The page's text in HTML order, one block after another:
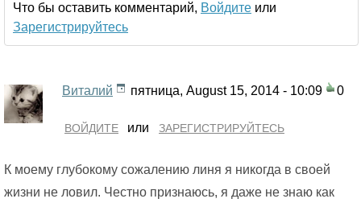
Что бы оставить комментарий, Войдите или
Зарегистрируйтесь
Виталий пятница, August 15, 2014 - 10:09 0
ВОЙДИТЕ или ЗАРЕГИСТРИРУЙТЕСЬ
К моему глубокому сожалению линя я никогда в своей
жизни не ловил. Честно признаюсь, я даже не знаю как